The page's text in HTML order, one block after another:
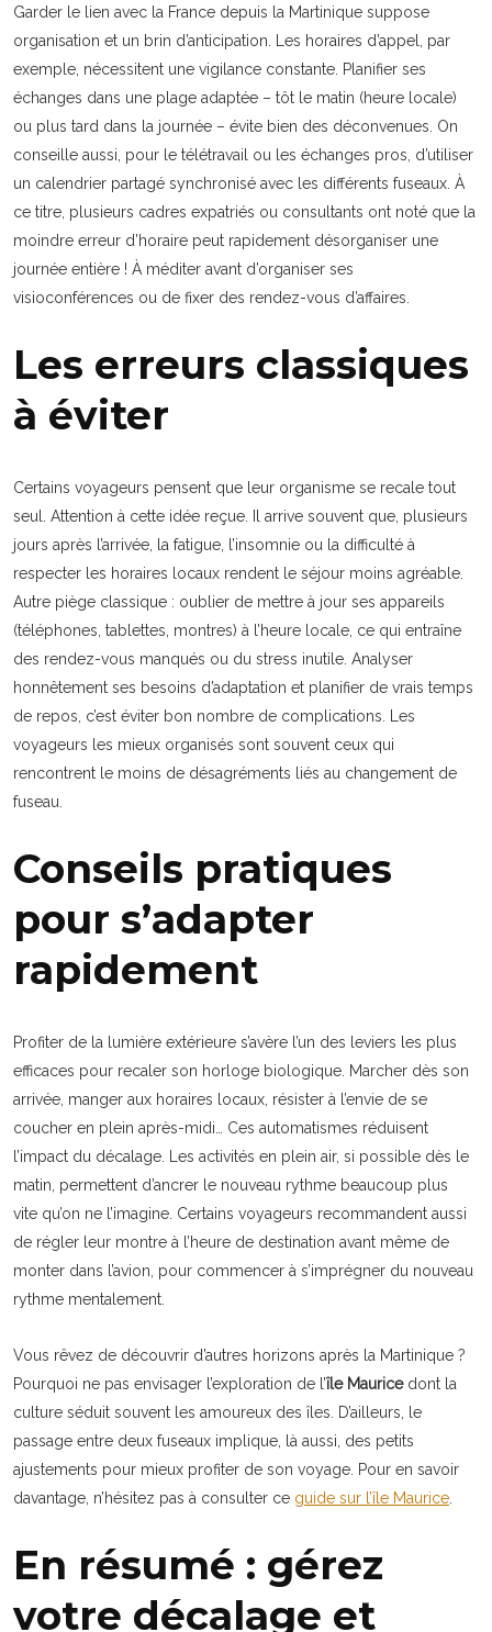
Garder le lien avec la France depuis la Martinique suppose
organisation et un brin d’anticipation. Les horaires d’appel, par
exemple, nécessitent une vigilance constante. Planifier ses
échanges dans une plage adaptée – tôt le matin (heure locale)
ou plus tard dans la journée – évite bien des déconvenues. On
conseille aussi, pour le télétravail ou les échanges pros, d’utiliser
un calendrier partagé synchronisé avec les différents fuseaux. À
ce titre, plusieurs cadres expatriés ou consultants ont noté que la
moindre erreur d’horaire peut rapidement désorganiser une
journée entière ! À méditer avant d’organiser ses
visioconférences ou de fixer des rendez-vous d’affaires.
Les erreurs classiques
à éviter
Certains voyageurs pensent que leur organisme se recale tout
seul. Attention à cette idée reçue. Il arrive souvent que, plusieurs
jours après l’arrivée, la fatigue, l’insomnie ou la difficulté à
respecter les horaires locaux rendent le séjour moins agréable.
Autre piège classique : oublier de mettre à jour ses appareils
(téléphones, tablettes, montres) à l’heure locale, ce qui entraîne
des rendez-vous manqués ou du stress inutile. Analyser
honnêtement ses besoins d’adaptation et planifier de vrais temps
de repos, c’est éviter bon nombre de complications. Les
voyageurs les mieux organisés sont souvent ceux qui
rencontrent le moins de désagréments liés au changement de
fuseau.
Conseils pratiques
pour s’adapter
rapidement
Profiter de la lumière extérieure s’avère l’un des leviers les plus
efficaces pour recaler son horloge biologique. Marcher dès son
arrivée, manger aux horaires locaux, résister à l’envie de se
coucher en plein après-midi… Ces automatismes réduisent
l’impact du décalage. Les activités en plein air, si possible dès le
matin, permettent d’ancrer le nouveau rythme beaucoup plus
vite qu’on ne l’imagine. Certains voyageurs recommandent aussi
de régler leur montre à l’heure de destination avant même de
monter dans l’avion, pour commencer à s’imprégner du nouveau
rythme mentalement.
Vous rêvez de découvrir d’autres horizons après la Martinique ?
Pourquoi ne pas envisager l’exploration de l’île Mauricedont la
culture séduit souvent les amoureux des îles. D’ailleurs, le
passage entre deux fuseaux implique, là aussi, des petits
ajustements pour mieux profiter de son voyage. Pour en savoir
davantage, n’hésitez pas à consulter ce guide sur l’île Maurice
En résumé : gérez
votre décalage et